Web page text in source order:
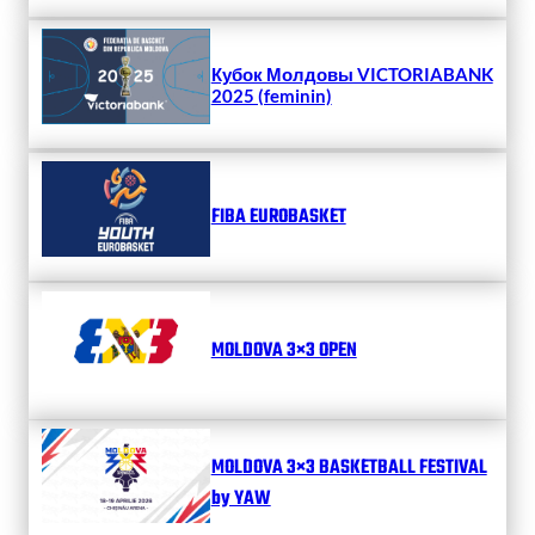
Кубок Молдовы VICTORIABANK
2025 (feminin)
FIBA EUROBASKET
MOLDOVA 3×3 OPEN
MOLDOVA 3×3 BASKETBALL FESTIVAL
by YAW